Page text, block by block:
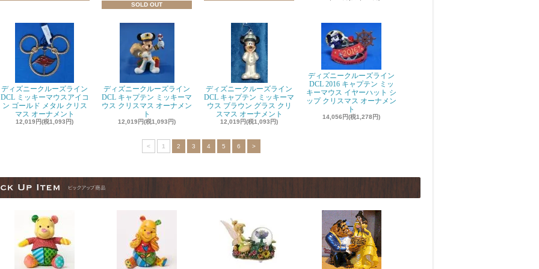
SOLD OUT
ディズニークルーズライン
DCL ミッキーマウスアイコ
ン ゴールド メタル クリス
マス オーナメント
12,019円(税1,093円)
ディズニークルーズライン
DCL キャプテン ミッキーマ
ウス クリスマス オーナメン
ト
12,019円(税1,093円)
ディズニークルーズライン
DCL キャプテン ミッキーマ
ウス ブラウン グラス クリ
スマス オーナメント
12,019円(税1,093円)
ディズニークルーズライン
DCL 2016 キャプテン ミッ
キーマウス イヤーハット シ
ップ クリスマス オーナメン
ト
14,056円(税1,278円)
< 1 2 3 4 5 6 >